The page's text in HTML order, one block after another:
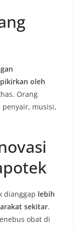
oleh
Orang
musisi,
dianggap lebih
sekitar.
obat di